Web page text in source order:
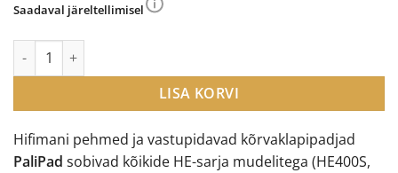
Hifimani pehmed ja vastupidavad kõrvaklapipadjad
PaliPad sobivad kõikide HE-sarja mudelitega (HE400S,
Saadaval järeltellimisel
Hifiman PaliPad kõrvaklapipadjad kogus
LISA KORVI